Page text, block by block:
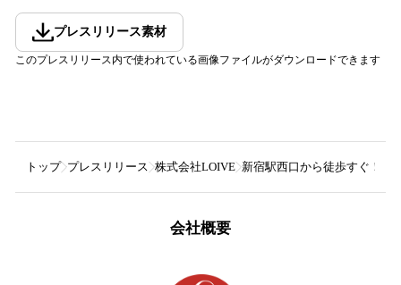
プレスリリース素材
このプレスリリース内で使われている画像ファイルがダウンロードできます
トップ プレスリリース 株式会社LOIVE 新宿駅西口から徒歩すぐ！女
会社概要